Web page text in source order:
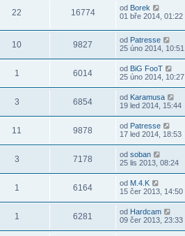
22 16774 od Borek
01 bře 2014, 01:22
10 9827 od Patresse
25 úno 2014, 10:51
1 6014 od BiG FooT
25 úno 2014, 10:27
3 6854 od Karamusa
19 led 2014, 15:44
11 9878 od Patresse
17 led 2014, 18:53
3 7178 od soban
25 lis 2013, 08:24
1 6164 od M.4.K
15 čer 2013, 14:50
1 6281 od Hardcam
09 čer 2013, 23:33